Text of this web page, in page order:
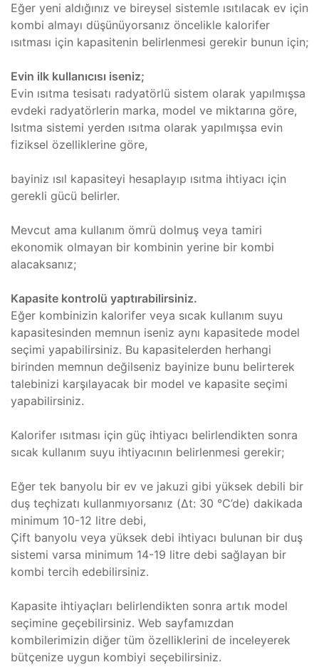
Eğer yeni aldığınız ve bireysel sistemle ısıtılacak ev için
kombi almayı düşünüyorsanız öncelikle kalorifer
ısıtması için kapasitenin belirlenmesi gerekir bunun için;
Evin ilk kullanıcısı iseniz;
Evin ısıtma tesisatı radyatörlü sistem olarak yapılmışsa
evdeki radyatörlerin marka, model ve miktarına göre,
Isıtma sistemi yerden ısıtma olarak yapılmışsa evin
fiziksel özelliklerine göre,
bayiniz ısıl kapasiteyi hesaplayıp ısıtma ihtiyacı için
gerekli gücü belirler.
Mevcut ama kullanım ömrü dolmuş veya tamiri
ekonomik olmayan bir kombinin yerine bir kombi
alacaksanız;
Kapasite kontrolü yaptırabilirsiniz.
Eğer kombinizin kalorifer veya sıcak kullanım suyu
kapasitesinden memnun iseniz aynı kapasitede model
seçimi yapabilirsiniz. Bu kapasitelerden herhangi
birinden memnun değilseniz bayinize bunu belirterek
talebinizi karşılayacak bir model ve kapasite seçimi
yapabilirsiniz.
Kalorifer ısıtması için güç ihtiyacı belirlendikten sonra
sıcak kullanım suyu ihtiyacının belirlenmesi gerekir;
Eğer tek banyolu bir ev ve jakuzi gibi yüksek debili bir
duş teçhizatı kullanmıyorsanız (Δt: 30 °C’de) dakikada
minimum 10-12 litre debi,
Çift banyolu veya yüksek debi ihtiyacı bulunan bir duş
sistemi varsa minimum 14-19 litre debi sağlayan bir
kombi tercih edebilirsiniz.
Kapasite ihtiyaçları belirlendikten sonra artık model
seçimine geçebilirsiniz. Web sayfamızdan
kombilerimizin diğer tüm özelliklerini de inceleyerek
bütçenize uygun kombiyi seçebilirsiniz.